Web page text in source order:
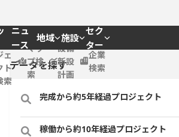
ニュ
ース
地域 施設
セク
ター
ェ
ト
索
マッ
プ検
索
設備
新設
計画
企業
検索
データを探す
完成から約5年経過プロジェクト
稼働から約10年経過プロジェクト